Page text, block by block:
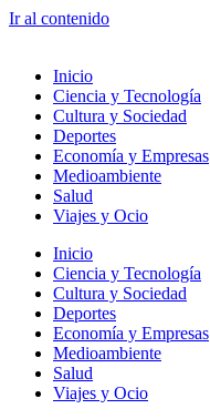
Ir al contenido
Inicio
Ciencia y Tecnología
Cultura y Sociedad
Deportes
Economía y Empresas
Medioambiente
Salud
Viajes y Ocio
Inicio
Ciencia y Tecnología
Cultura y Sociedad
Deportes
Economía y Empresas
Medioambiente
Salud
Viajes y Ocio